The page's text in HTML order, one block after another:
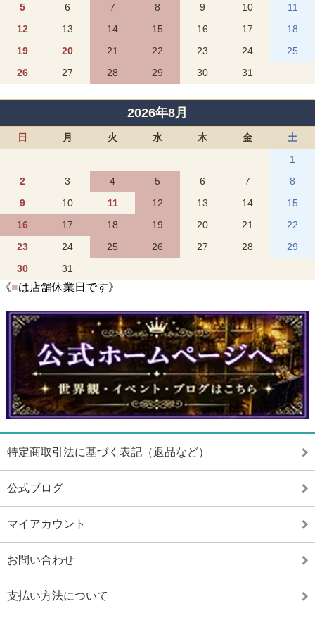
5
6 7 8 9 10
11
12
13 14 15 16 17
18
19
20 21 22 23 24
25
26
27 28 29 30 31
2026年8月
日 月 火 水 木 金
土
1
2
3 4 5 6 7
8
9
10 11 12 13 14
15
16
17 18 19 20 21
22
23
24 25 26 27 28
29
30
31
《■は店舗休業日です》
特定商取引法に基づく表記（返品など）
公式ブログ
マイアカウント
お問い合わせ
支払い方法について